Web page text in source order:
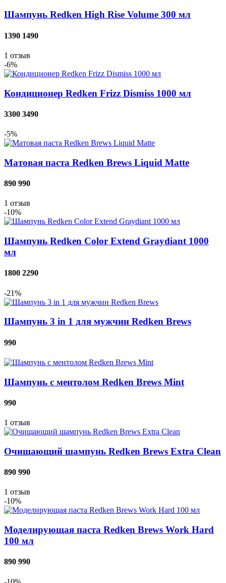
Шампунь Redken High Rise Volume 300 мл
1390 1490
1 отзыв
-6%
Кондиционер Redken Frizz Dismiss 1000 мл
3300 3490
-5%
Матовая паста Redken Brews Liquid Matte
890 990
1 отзыв
-10%
Шампунь Redken Color Extend Graydiant 1000
мл
1800 2290
-21%
Шампунь 3 in 1 для мужчин Redken Brews
990
Шампунь с ментолом Redken Brews Mint
990
1 отзыв
Очищающий шампунь Redken Brews Extra Clean
890 990
1 отзыв
-10%
Моделирующая паста Redken Brews Work Hard
100 мл
890 990